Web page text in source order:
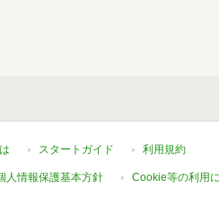
スタートガイド 利用規約
人情報保護基本方針 Cookie等の利用